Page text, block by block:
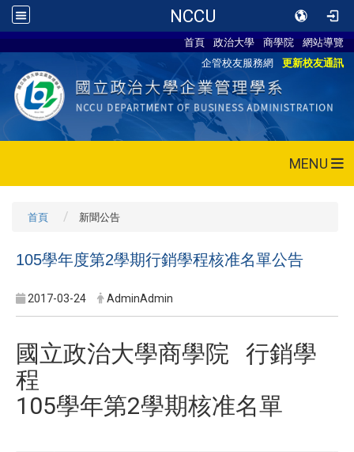
NCCU
首頁 政治大學 商學院
網站導覽
企管校友服務網
更新校友通訊
MENU
首頁 新聞公告
105學年度第2學期行銷學程核准名單公告
2017-03-24 AdminAdmin
國立政治大學商學院 行銷學
程
105學年第2學期核准名單